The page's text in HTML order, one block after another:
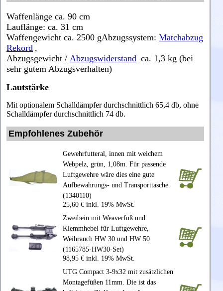
Waffenlänge ca. 90 cm
Lauflänge: ca. 31 cm
Waffengewicht ca. 2500 gAbzugssystem: Matchabzug
Rekord ,
Abzugsgewicht / Abzugswiderstand ca. 1,3 kg (bei
sehr gutem Abzugsverhalten)
Lautstärke
Mit optionalem Schalldämpfer durchschnittlich 65,4 db, ohne
Schalldämpfer durchschnittlich 74 db.
Empfohlenes Zubehör
Gewehrfutteral, innen mit weichem
Webpelz, grün, 1,08m. Für passende
Luftgewehre wäre dies eine gute
Aufbewahrungs- und Transporttasche.
(1340110)
25,60 € inkl. 19% MwSt.
Zweibein mit Weaverfuß und
Klemmhebel für Luftgewehre,
Weihrauch HW 30 und HW 50
(1165785-HW30-Set)
98,95 € inkl. 19% MwSt.
UTG Compact 3-9x32 mit zusätzlichen
Montagefüßen 11mm. Die ist das